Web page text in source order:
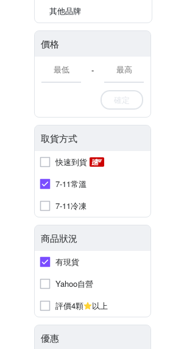
其他品牌
價格
-
確定
取貨方式
快速到貨
7-11常溫
7-11冷凍
商品狀況
有現貨
Yahoo自營
評價4顆
以上
優惠